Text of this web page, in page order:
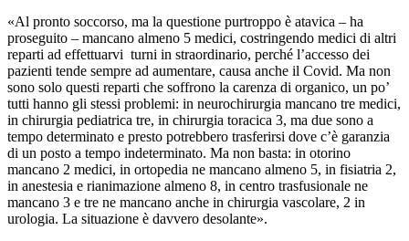
«Al pronto soccorso, ma la questione purtroppo è atavica – ha
proseguito – mancano almeno 5 medici, costringendo medici di altri
reparti ad effettuarvi turni in straordinario, perché l’accesso dei
pazienti tende sempre ad aumentare, causa anche il Covid. Ma non
sono solo questi reparti che soffrono la carenza di organico, un po’
tutti hanno gli stessi problemi: in neurochirurgia mancano tre medici,
in chirurgia pediatrica tre, in chirurgia toracica 3, ma due sono a
tempo determinato e presto potrebbero trasferirsi dove c’è garanzia
di un posto a tempo indeterminato. Ma non basta: in otorino
mancano 2 medici, in ortopedia ne mancano almeno 5, in fisiatria 2,
in anestesia e rianimazione almeno 8, in centro trasfusionale ne
mancano 3 e tre ne mancano anche in chirurgia vascolare, 2 in
urologia. La situazione è davvero desolante».